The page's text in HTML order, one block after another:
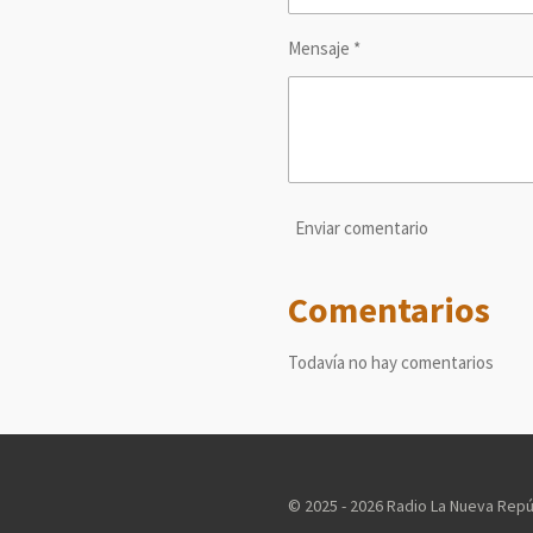
Mensaje *
Enviar comentario
Comentarios
Todavía no hay comentarios
© 2025 - 2026 Radio La Nueva